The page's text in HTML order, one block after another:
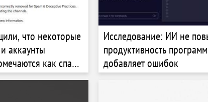
что некоторые
аккаунты
как спам
Исследование: ИИ не
продуктивность
добавляет ошибок